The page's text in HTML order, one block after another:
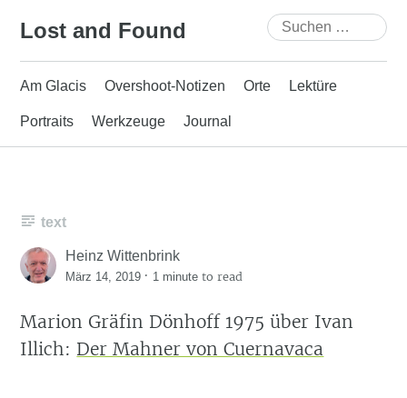
Lost and Found
Suchen
nach:
Am Glacis Overshoot-Notizen Orte Lektüre
Portraits Werkzeuge Journal
text
Heinz Wittenbrink
März 14, 2019 · 1 minute to read
Marion Gräfin Dönhoff 1975 über Ivan
Illich: Der Mahner von Cuernavaca